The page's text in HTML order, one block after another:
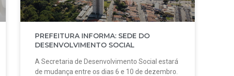
PREFEITURA INFORMA: SEDE DO
DESENVOLVIMENTO SOCIAL
A Secretaria de Desenvolvimento Social estará
de mudança entre os dias 6 e 10 de dezembro.